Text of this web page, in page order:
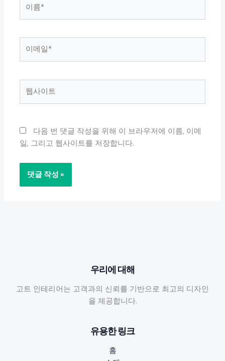
*
다음 번 댓글 작성을 위해 이 브라우저에 이름, 이메
일, 그리고 웹사이트를 저장합니다.
우리에 대해
고트 인테리어는 고객과의 신뢰를 기반으로 최고의 디자인
을 제공합니다.
유용한 링크
홈